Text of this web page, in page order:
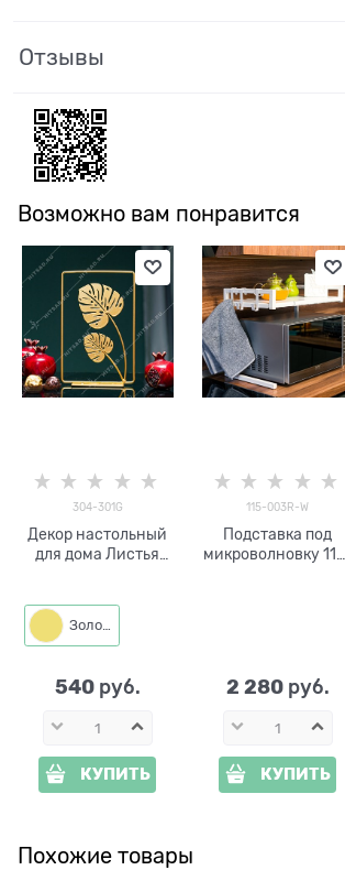
Отзывы
Возможно вам понравится
304-301G
Декор настольный
для дома Листья
Золото
540 руб.
КУПИТЬ
115-003R-W
Подставка под
микроволновку 115-
2 280 руб.
КУПИТЬ
Похожие товары